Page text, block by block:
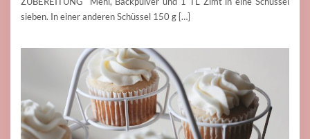
sieben. In einer anderen Schüssel 150 g […]